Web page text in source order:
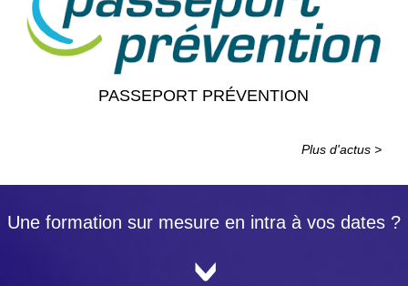
PASSEPORT PRÉVENTION
Plus d'actus >
Une formation sur mesure en intra à vos dates ?
<